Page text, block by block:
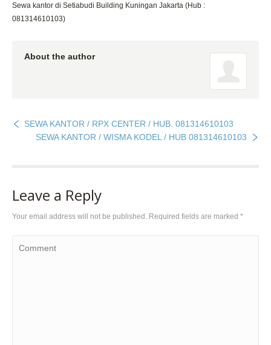
Sewa kantor di Setiabudi Building Kuningan Jakarta (Hub :
081314610103)
About the author
SEWA KANTOR / RPX CENTER / HUB. 081314610103
SEWA KANTOR / WISMA KODEL / HUB 081314610103
Leave a Reply
Your email address will not be published. Required fields are marked *